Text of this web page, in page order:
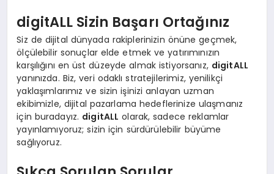
digitALL Sizin Başarı Ortağınız
Siz de dijital dünyada rakiplerinizin önüne geçmek,
ölçülebilir sonuçlar elde etmek ve yatırımınızın
karşılığını en üst düzeyde almak istiyorsanız, digitALL
yanınızda. Biz, veri odaklı stratejilerimiz, yenilikçi
yaklaşımlarımız ve sizin işinizi anlayan uzman
ekibimizle, dijital pazarlama hedeflerinize ulaşmanız
için buradayız. digitALL olarak, sadece reklamlar
yayınlamıyoruz; sizin için sürdürülebilir büyüme
sağlıyoruz.